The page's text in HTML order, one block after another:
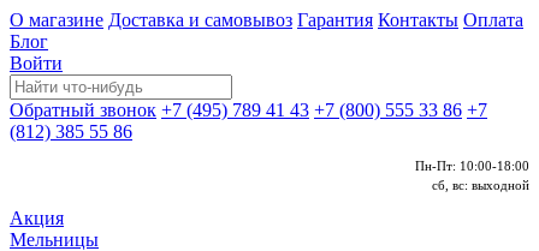
О магазине Доставка и самовывоз Гарантия Контакты Оплата
Блог
Войти
Обратный звонок +7 (495) 789 41 43 +7 (800) 555 33 86 +7
(812) 385 55 86
Пн-Пт: 10:00-18:00
сб, вс: выходной
Акция
Мельницы